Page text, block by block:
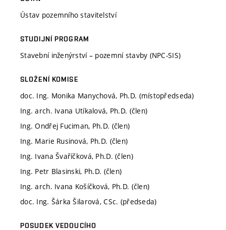
Ústav pozemního stavitelství
STUDIJNÍ PROGRAM
Stavební inženýrství – pozemní stavby (NPC-SIS)
SLOŽENÍ KOMISE
doc. Ing. Monika Manychová, Ph.D. (místopředseda)
Ing. arch. Ivana Utíkalová, Ph.D. (člen)
Ing. Ondřej Fuciman, Ph.D. (člen)
Ing. Marie Rusinová, Ph.D. (člen)
Ing. Ivana Švaříčková, Ph.D. (člen)
Ing. Petr Blasinski, Ph.D. (člen)
Ing. arch. Ivana Košíčková, Ph.D. (člen)
doc. Ing. Šárka Šilarová, CSc. (předseda)
POSUDEK VEDOUCÍHO